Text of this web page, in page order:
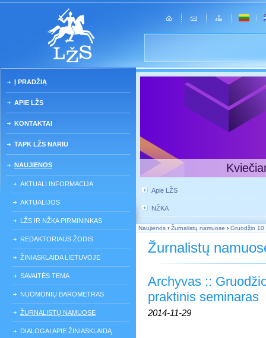
Į PRADŽIĄ
APIE LŽS
KONTAKTAI
TAPK LŽS NARIU
NAUJIENOS
AKTUALI INFORMACIJA
AKTUALIJOS
LŽS IR NŽKA PIRMININKAS
REDAKTORIAUS ŽODIS
ŽINIASKLAIDA LIETUVOJE
SAVAITĖS TEMA
NUOMONIŲ BAROMETRAS
ŽURNALISTŲ NAMUOSE
DIALOGAI APIE ŽINIASKLAIDĄ
Apie LŽS
NŽKA
Naujienos › Žurnalistų namuose › Gruodžio 10
Žurnalistų
Archyvas ::
praktinis seminaras
2014-11-29